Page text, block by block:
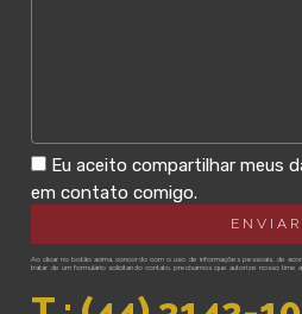
Eu aceito compartilhar meus
em contato comigo.
Ao clicar no botão acima, concordo com o uso de informações pessoais, de
tratar de um formulário solicitando contato, precisamos que autorize nosso time